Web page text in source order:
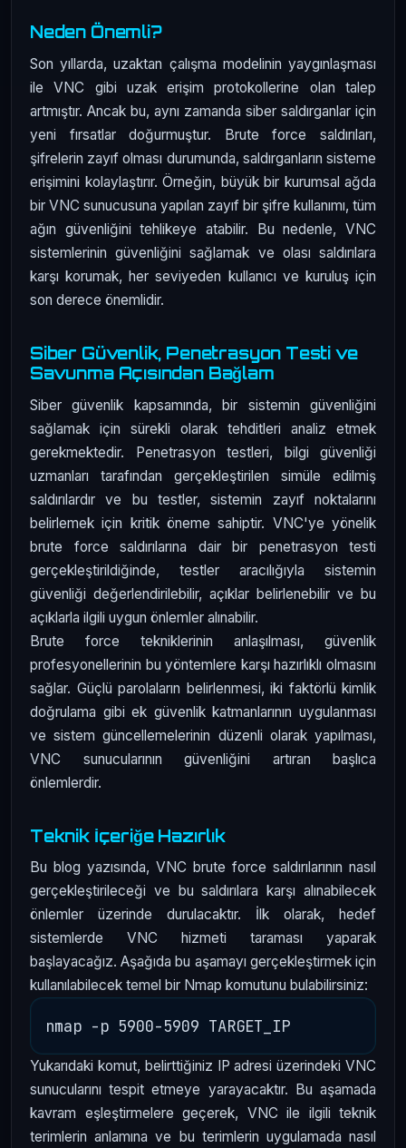
Neden Önemli?
Son yıllarda, uzaktan çalışma modelinin yaygınlaşması
ile VNC gibi uzak erişim protokollerine olan talep
artmıştır. Ancak bu, aynı zamanda siber saldırganlar için
yeni fırsatlar doğurmuştur. Brute force saldırıları,
şifrelerin zayıf olması durumunda, saldırganların sisteme
erişimini kolaylaştırır. Örneğin, büyük bir kurumsal ağda
bir VNC sunucusuna yapılan zayıf bir şifre kullanımı, tüm
ağın güvenliğini tehlikeye atabilir. Bu nedenle, VNC
sistemlerinin güvenliğini sağlamak ve olası saldırılara
karşı korumak, her seviyeden kullanıcı ve kuruluş için
son derece önemlidir.
Siber Güvenlik, Penetrasyon Testi ve
Savunma Açısından Bağlam
Siber güvenlik kapsamında, bir sistemin güvenliğini
sağlamak için sürekli olarak tehditleri analiz etmek
gerekmektedir. Penetrasyon testleri, bilgi güvenliği
uzmanları tarafından gerçekleştirilen simüle edilmiş
saldırılardır ve bu testler, sistemin zayıf noktalarını
belirlemek için kritik öneme sahiptir. VNC'ye yönelik
brute force saldırılarına dair bir penetrasyon testi
gerçekleştirildiğinde, testler aracılığıyla sistemin
güvenliği değerlendirilebilir, açıklar belirlenebilir ve bu
açıklarla ilgili uygun önlemler alınabilir.
Brute force tekniklerinin anlaşılması, güvenlik
profesyonellerinin bu yöntemlere karşı hazırlıklı olmasını
sağlar. Güçlü parolaların belirlenmesi, iki faktörlü kimlik
doğrulama gibi ek güvenlik katmanlarının uygulanması
ve sistem güncellemelerinin düzenli olarak yapılması,
VNC sunucularının güvenliğini artıran başlıca
önlemlerdir.
Teknik İçeriğe Hazırlık
Bu blog yazısında, VNC brute force saldırılarının nasıl
gerçekleştirileceği ve bu saldırılara karşı alınabilecek
önlemler üzerinde durulacaktır. İlk olarak, hedef
sistemlerde VNC hizmeti taraması yaparak
başlayacağız. Aşağıda bu aşamayı gerçekleştirmek için
kullanılabilecek temel bir Nmap komutunu bulabilirsiniz:
Yukarıdaki komut, belirttiğiniz IP adresi üzerindeki VNC
sunucularını tespit etmeye yarayacaktır. Bu aşamada
kavram eşleştirmelere geçerek, VNC ile ilgili teknik
terimlerin anlamına ve bu terimlerin uygulamada nasıl